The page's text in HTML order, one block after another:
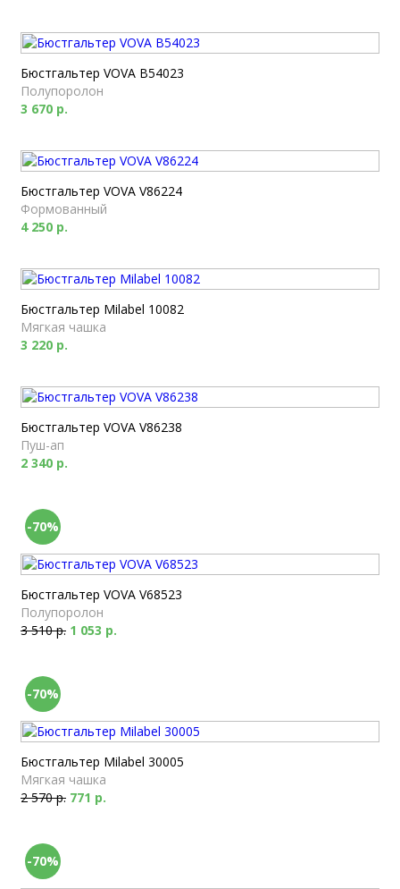
Бюстгальтер VOVA B54023
Полупоролон
3 670 р.
Бюстгальтер VOVA V86224
Формованный
4 250 р.
Бюстгальтер Milabel 10082
Мягкая чашка
3 220 р.
Бюстгальтер VOVA V86238
Пуш-ап
2 340 р.
-70%
Бюстгальтер VOVA V68523
Полупоролон
3 510 р. 1 053 р.
-70%
Бюстгальтер Milabel 30005
Мягкая чашка
2 570 р. 771 р.
-70%